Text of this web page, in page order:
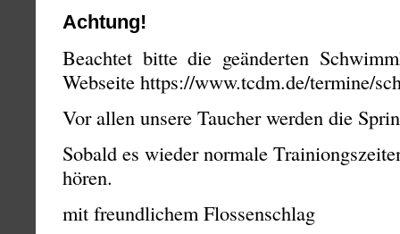
Achtung!
Beachtet bitte die geänderten
Webseite https://www.tcdm.de/termine/
Vor allen unsere Taucher werden die
Sobald es wieder normale
hören.
mit freundlichem Flossenschlag